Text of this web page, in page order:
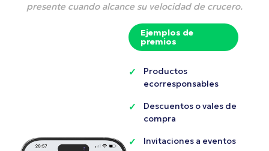
presente cuando alcance su velocidad de crucero.
Ejemplos de
premios
Productos
ecorresponsables
Descuentos o vales de
compra
Invitaciones a eventos